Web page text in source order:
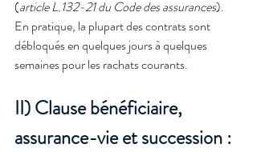
(article L.132-21 du Code des assurances).
En pratique, la plupart des contrats sont
débloqués en quelques jours à quelques
semaines pour les rachats courants.
II) Clause bénéficiaire,
assurance-vie et succession :